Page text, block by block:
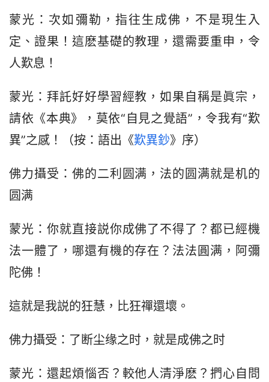
蒙光：次如彌勒，指往生成佛，不是現生入
定、證果！這麽基礎的教理，還需要重申，令
人歎息！
蒙光：拜託好好學習經教，如果自稱是眞宗，
請依《本典》，莫依“自見之覺語”，令我有“歎
異”之感！（按：語出《歎異鈔》序）
佛力攝受：佛的二利圆满，法的圆满就是机的
圆满
蒙光：你就直接説你成佛了不得了？都已經機
法一體了，哪還有機的存在？法法圓满，阿彌
陀佛！
這就是我説的狂慧，比狂禪還壞。
佛力攝受：了断尘缘之时，就是成佛之时
蒙光：還起煩惱否？較他人清淨麽？捫心自問